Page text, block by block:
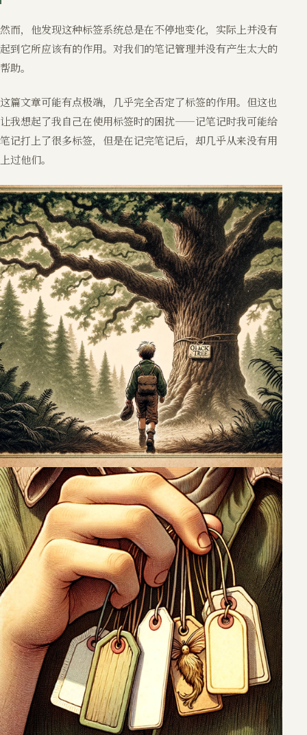
然而，他发现这种标签系统总是在不停地变化，实际上并没有
起到它所应该有的作用。对我们的笔记管理并没有产生太大的
帮助。
这篇文章可能有点极端，几乎完全否定了标签的作用。但这也
让我想起了我自己在使用标签时的困扰——记笔记时我可能给
笔记打上了很多标签，但是在记完笔记后，却几乎从来没有用
上过他们。